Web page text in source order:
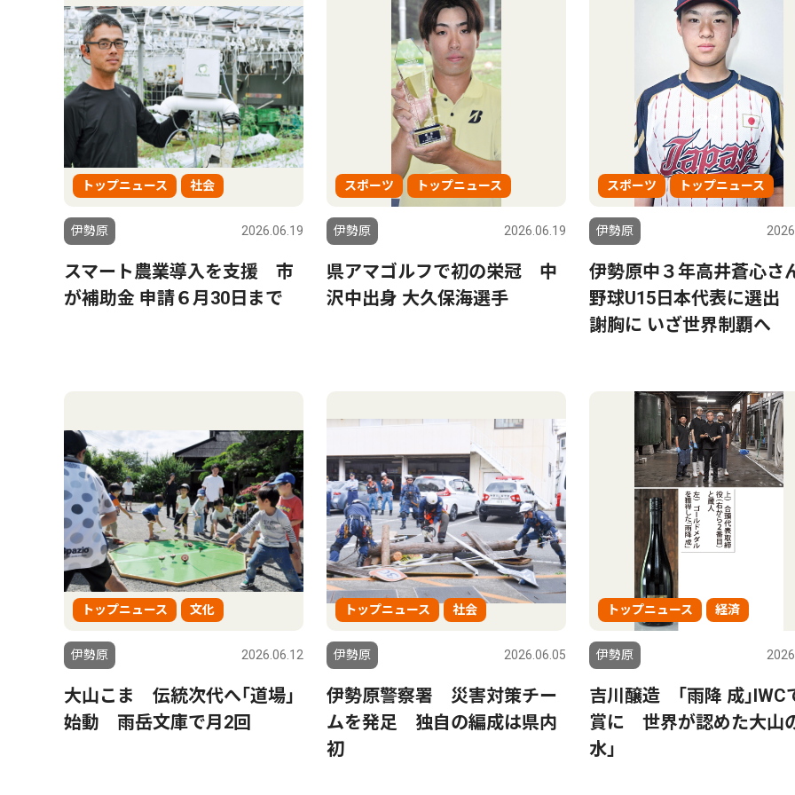
トップニュース 社会
伊勢原 2026.06.19
スマート農業導入を支援 市
が補助金 申請６月30日まで
スポーツ トップニュース
伊勢原 2026.06.19
県アマゴルフで初の栄冠 中
沢中出身 大久保海選手
スポーツ トップニュース
伊勢原
伊勢原中３年高井蒼心さ
野球U15日本代表に選出
謝胸に いざ世界制覇へ
トップニュース 文化
伊勢原 2026.06.12
大山こま 伝統次代へ｢道場｣
始動 雨岳文庫で月2回
トップニュース 社会
伊勢原 2026.06.05
伊勢原警察署 災害対策チー
ムを発足 独自の編成は県内
初
トップニュース 経済
伊勢原
吉川醸造 ｢雨降 成｣IWC
賞に 世界が認めた大山
水｣